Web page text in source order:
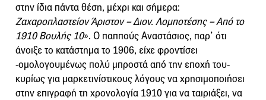
στην ίδια πάντα θέση, μέχρι και σήμερα:
Ζαχαροπλαστείον Άριστον – Διον. Λομποτέσης – Από το
1910 Βουλής 10». Ο παππούς Αναστάσιος, παρ’ ότι
άνοιξε το κατάστημα το 1906, είχε φροντίσει
-ομολογουμένως πολύ μπροστά από την εποχή του-
κυρίως για μαρκετινίστικους λόγους να χρησιμοποιήσει
στην επιγραφή τη χρονολογία 1910 για να ταιριάξει, να